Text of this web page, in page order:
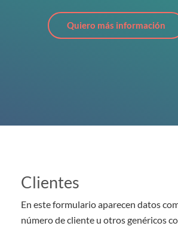
Quiero más información
Clientes
En este formulario aparecen datos
número de cliente u otros genéricos